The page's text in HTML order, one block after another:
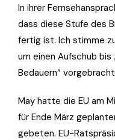
In ihrer
dass diese Stufe des
fertig ist. Ich stimme
um einen Aufschub
Bedauern“
May hatte die EU am
für Ende März
gebeten. EU-